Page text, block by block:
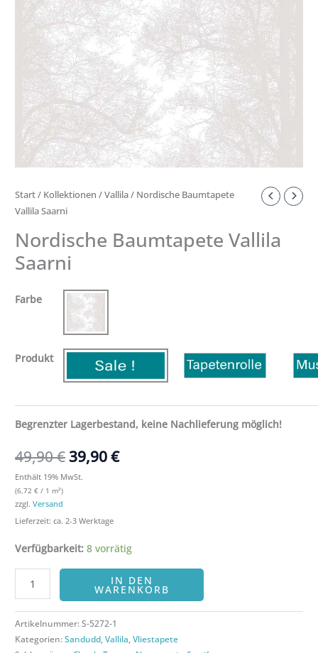
Start/ Kollektionen /Vallila/ Nordische Baumtapete
Vallila Saarni
Nordische Baumtapete Vallila
Saarni
Farbe
Produkt
Begrenzter Lagerbestand, keine Nachlieferung möglich!
49,90€ 39,90€
Enthält 19% MwSt.
(6,72€ / 1 m²)
zzgl.Versand
Lieferzeit: ca. 2-3 Werktage
Verfügbarkeit: 8 vorrätig
IN DEN
WARENKORB
Artikelnummer:S-5272-1
Kategorien:Sandudd,Vallila,Vliestapete